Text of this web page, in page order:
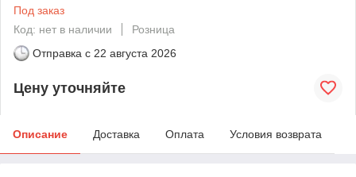
Под заказ
Код: нет в наличии
Розница
Отправка с 22 августа 2026
Цену уточняйте
Описание Доставка Оплата Условия возврата